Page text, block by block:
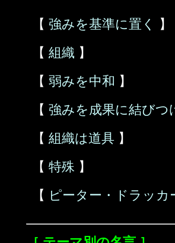
【 強みを基準に置く
】
【 組織 】
【 弱みを中和 】
【 強みを成果に結びつ
【 組織は道具 】
【 特殊 】
【 ピーター・ドラッカ